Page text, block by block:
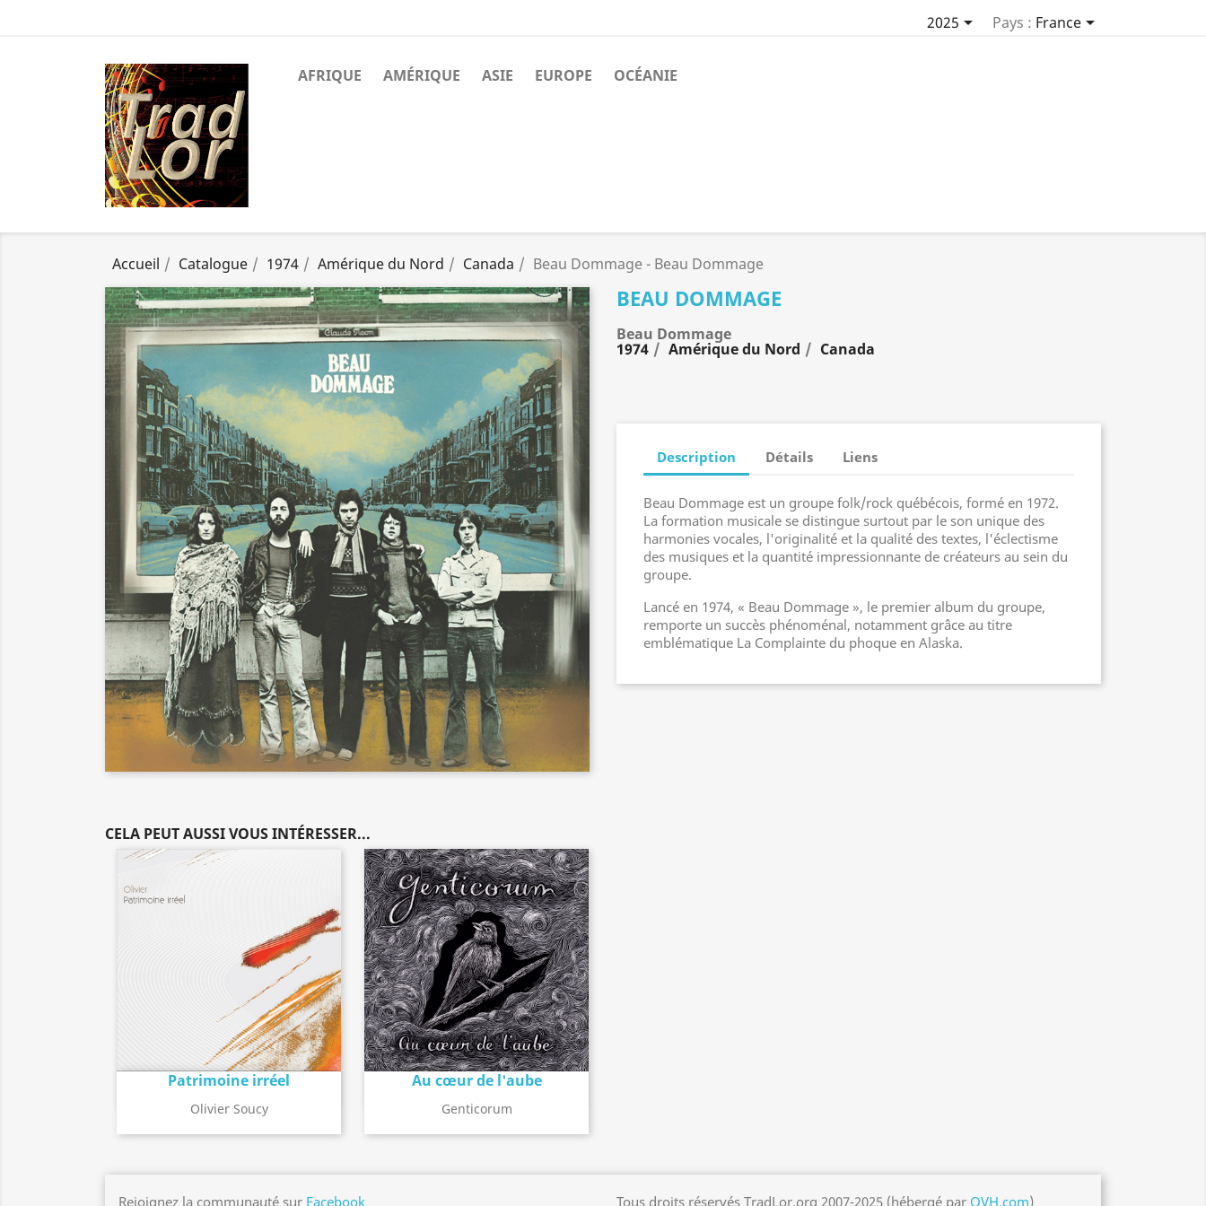
2025 Pays : France
AFRIQUE AMÉRIQUE ASIE EUROPE OCÉANIE
Accueil Catalogue 1974 Amérique du Nord Canada Beau Dommage - Beau Dommage
BEAU DOMMAGE
Beau Dommage
1974 Amérique du Nord Canada
Description Détails Liens
Beau Dommage est un groupe folk/rock québécois, formé en 1972.
La formation musicale se distingue surtout par le son unique des
harmonies vocales, l'originalité et la qualité des textes, l'éclectisme
des musiques et la quantité impressionnante de créateurs au sein du
groupe.
Lancé en 1974, « Beau Dommage », le premier album du groupe,
remporte un succès phénoménal, notamment grâce au titre
emblématique La Complainte du phoque en Alaska.
CELA PEUT AUSSI VOUS INTÉRESSER...
Patrimoine irréel
Olivier Soucy
searchDétail de l'album Au cœur de l'aube
Genticorum
searchDétail de l'album
Rejoignez la communauté sur Facebook Tous droits réservés TradLor.org 2007-2025 (hébergé par OVH.com)